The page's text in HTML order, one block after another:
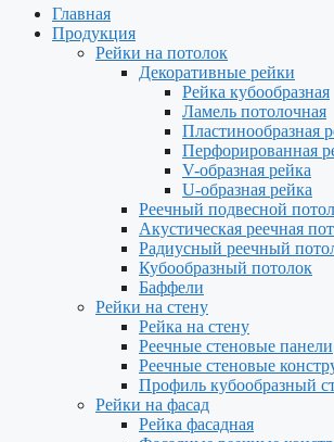
Главная
Продукция
Рейки на потолок
Декоративные рейки
Рейка кубообразная
Ламель потолочная
Пластинообразная
Перфорированная
V-образная рейка
U-образная рейка
Реечный подвесной
Акустическая реечная
Радиусный реечный
Кубообразный потолок
Баффели
Рейки на стену
Рейка на стену
Реечные стеновые панели
Реечные стеновые
Профиль кубообразный
Рейки на фасад
Рейка фасадная